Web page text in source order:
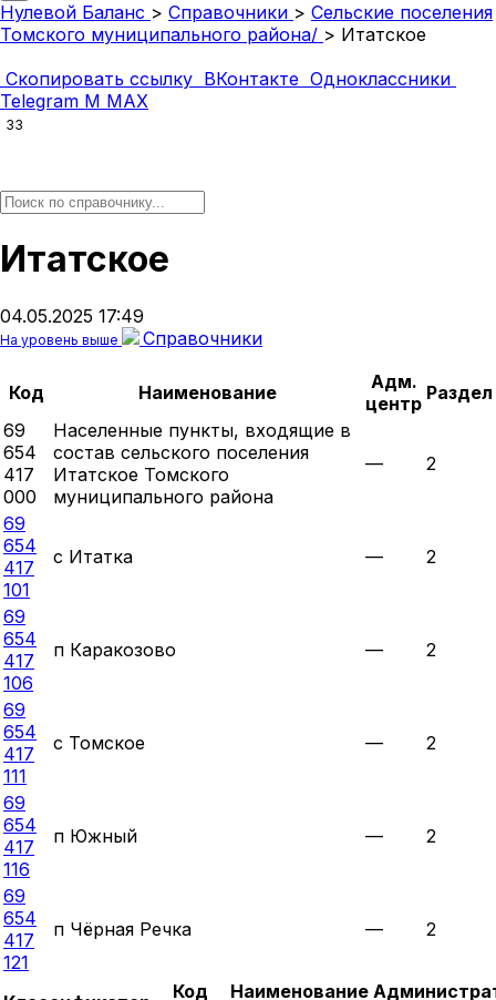
Нулевой Баланс > Справочники > Сельские поселения
Томского муниципального района/ > Итатское
Скопировать ссылку ВКонтакте Одноклассники
Telegram M MAX
33
Итатское
04.05.2025 17:49
На уровень выше Справочники
Код Наименование
Адм.
центр Раздел
69
654
417
000
Населенные пункты, входящие в
состав сельского поселения
Итатское Томского
муниципального района
— 2
69
654
417
101
с Итатка — 2
69
654
417
106
п Каракозово — 2
69
654
417
111
с Томское — 2
69
654
417
116
п Южный — 2
69
654
417
121
п Чёрная Речка — 2
Код
Наименование